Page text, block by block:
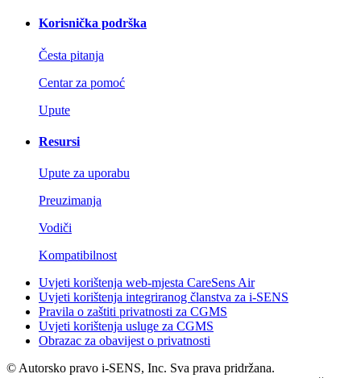
Korisnička podrška
Česta pitanja
Centar za pomoć
Upute
Resursi
Upute za uporabu
Preuzimanja
Vodiči
Kompatibilnost
Uvjeti korištenja web-mjesta CareSens Air
Uvjeti korištenja integriranog članstva za i-SENS
Pravila o zaštiti privatnosti za CGMS
Uvjeti korištenja usluge za CGMS
Obrazac za obavijest o privatnosti
© Autorsko pravo i-SENS, Inc. Sva prava pridržana.